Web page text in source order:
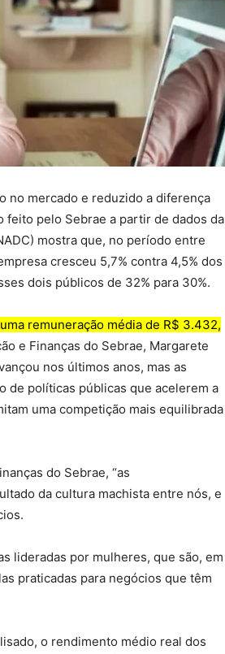
no mercado e reduzido a diferença
feito pelo Sebrae a partir de dados da
mostra que, no período entre
cresceu 5,7% contra 4,5% dos
dois públicos de 32% para 30%.
remuneração média de R$ 3.432,
e Finanças do Sebrae, Margarete
nos últimos anos, mas as
de políticas públicas que acelerem a
uma competição mais equilibrada
do Sebrae, “as
da cultura machista entre nós, e
lideradas por mulheres, que são, em
praticadas para negócios que têm
o rendimento médio real dos